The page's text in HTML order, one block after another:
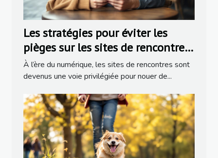
Les stratégies pour éviter les
pièges sur les sites de rencontres
populaires
À l’ère du numérique, les sites de rencontres sont
devenus une voie privilégiée pour nouer de...